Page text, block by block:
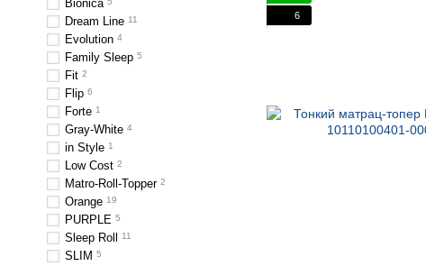
6
Bionica
Dream Line 11
Evolution 4
Family Sleep 5
Fit 2
Flip 6
Forte 1
Gray-White 4
in Style 1
Low Cost 2
Matro-Roll-Topper 2
Orange 19
PURPLE 5
Sleep Roll 11
SLIM 5